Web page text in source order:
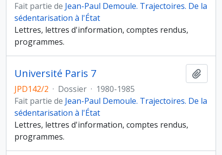
Fait partie de Jean-Paul Demoule. Trajectoires. De la
sédentarisation à l'État
Lettres, lettres d'information, comptes rendus,
programmes.
Université Paris 7
JPD142/2 · Dossier · 1980-1985
Fait partie de Jean-Paul Demoule. Trajectoires. De la
sédentarisation à l'État
Lettres, lettres d'information, comptes rendus,
programmes.